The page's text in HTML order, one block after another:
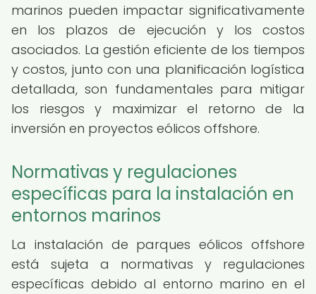
marinos pueden impactar significativamente
en los plazos de ejecución y los costos
asociados. La gestión eficiente de los tiempos
y costos, junto con una planificación logística
detallada, son fundamentales para mitigar
los riesgos y maximizar el retorno de la
inversión en proyectos eólicos offshore.
Normativas y regulaciones
específicas para la instalación en
entornos marinos
La instalación de parques eólicos offshore
está sujeta a normativas y regulaciones
específicas debido al entorno marino en el